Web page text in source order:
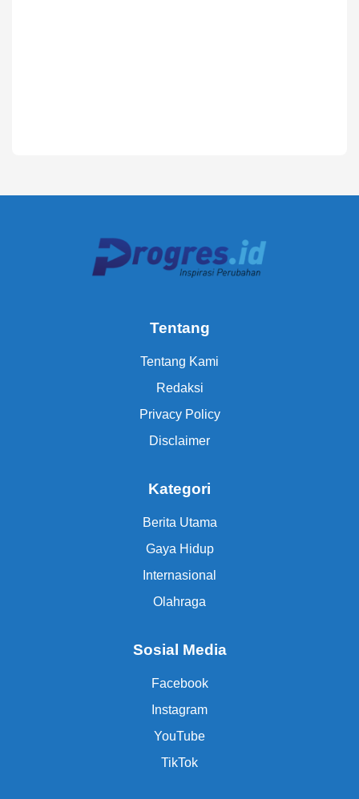
Tentang
Tentang Kami
Redaksi
Privacy Policy
Disclaimer
Kategori
Berita Utama
Gaya Hidup
Internasional
Olahraga
Sosial Media
Facebook
Instagram
YouTube
TikTok